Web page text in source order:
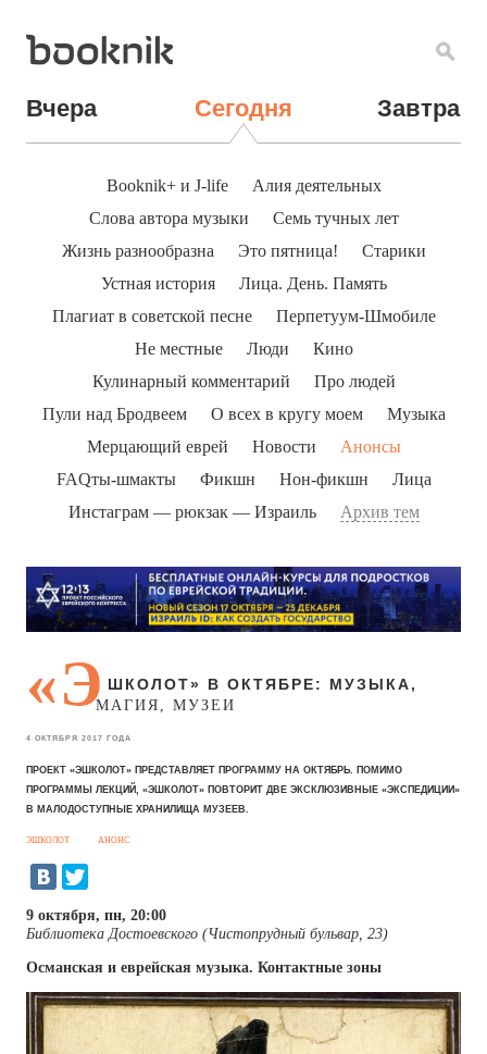
Вчера Сегодня Завтра
Booknik+ и J-life
Алия деятельных
Слова автора музыки
Семь тучных лет
Жизнь разнообразна
Это пятница!
Старики
Устная история
Лица. День. Память
Плагиат в советской песне
Перпетуум-Шмобиле
Не местные
Люди
Кино
Кулинарный комментарий
Про людей
Пули над Бродвеем
О всех в кругу моем
Музыка
Мерцающий еврей
Новости
Анонсы
FAQты-шмакты
Фикшн Нон-фикшн
Лица
Инстаграм — рюкзак — Израиль
Архив тем
«Э ШКОЛОТ» В ОКТЯБРЕ: МУЗЫКА,
МАГИЯ, МУЗЕИ
4 ОКТЯБРЯ 2017 ГОДА
ПРОЕКТ «ЭШКОЛОТ» ПРЕДСТАВЛЯЕТ ПРОГРАММУ НА ОКТЯБРЬ. ПОМИМО
ПРОГРАММЫ ЛЕКЦИЙ, «ЭШКОЛОТ» ПОВТОРИТ ДВЕ ЭКСКЛЮЗИВНЫЕ «ЭКСПЕДИЦИИ»
В МАЛОДОСТУПНЫЕ ХРАНИЛИЩА МУЗЕЕВ.
ЭШКОЛОТ АНОНС
9 октября, пн, 20:00
Библиотека Достоевского (Чистопрудный бульвар, 23)
Османская и еврейская музыка. Контактные зоны